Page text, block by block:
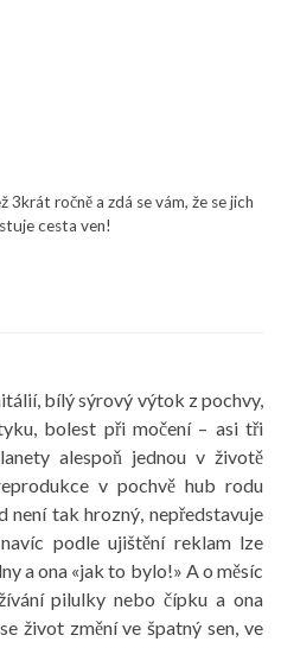
ročně a zdá se vám, že se jich
cesta ven!
bílý sýrový výtok z pochvy,
bolest při močení – asi tři
alespoň jednou v životě
v pochvě hub rodu
není tak hrozný, nepředstavuje
podle ujištění reklam lze
a ona «jak to bylo!» A o měsíc
pilulky nebo čípku a ona
život změní ve špatný sen, ve